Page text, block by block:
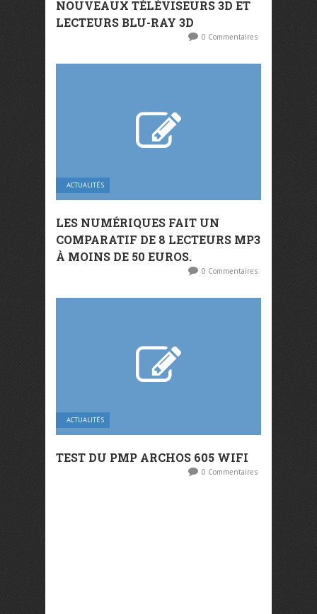
NOUVEAUX TÉLÉVISEURS 3D ET
LECTEURS BLU-RAY 3D
0 Commentaires
ACTUALITÉS
LES NUMÉRIQUES FAIT UN
COMPARATIF DE 8 LECTEURS MP3
À MOINS DE 50 EUROS.
0 Commentaires
ACTUALITÉS
TEST DU PMP ARCHOS 605 WIFI
0 Commentaires